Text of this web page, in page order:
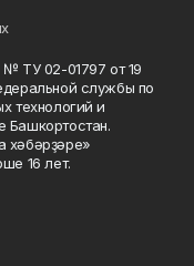
ТУ 02-01797 от 19
службы по
технологий и
Башкортостан.
хәбәрҙәре»
16 лет.